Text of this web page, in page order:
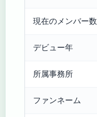
現在のメンバー数
デビュー年
所属事務所
ファンネーム